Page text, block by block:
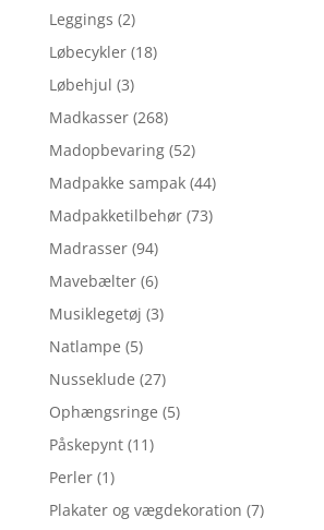
Leggings (2)
Løbecykler (18)
Løbehjul (3)
Madkasser (268)
Madopbevaring (52)
Madpakke sampak (44)
Madpakketilbehør (73)
Madrasser (94)
Mavebælter (6)
Musiklegetøj (3)
Natlampe (5)
Nusseklude (27)
Ophængsringe (5)
Påskepynt (11)
Perler (1)
Plakater og vægdekoration (7)